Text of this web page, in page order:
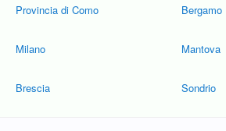
Provincia di Como
Milano
Brescia
Bergamo
Mantova
Sondrio